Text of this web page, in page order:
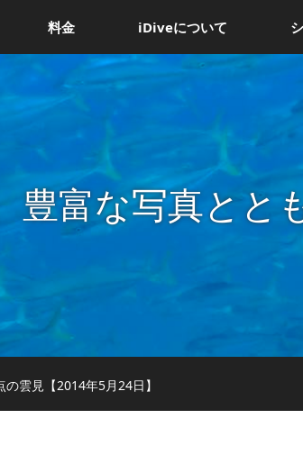
料金 iDiveについて
豊富な写真とと
雲見【2014年5月24日】